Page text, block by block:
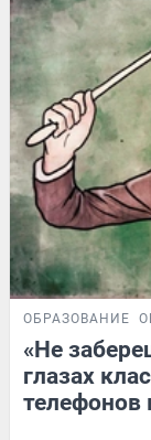
ОБРАЗОВАНИЕ
«Не
глазах
телефонов